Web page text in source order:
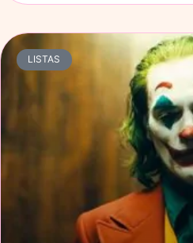
LISTAS